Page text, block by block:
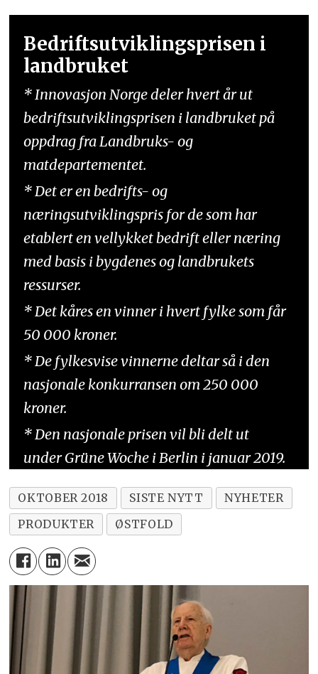
Bedriftsutviklingsprisen i
landbruket
* Innovasjon Norge deler hvert år ut
bedriftsutviklingsprisen i landbruket på
oppdrag fra Landbruks- og
matdepartementet.
* Det er en bedrifts- og
næringsutviklingspris for de som har
etablert en vellykket bedrift eller næring
med basis i bygdenes og landbrukets
ressurser.
* Det kåres en vinner i hvert fylke som får
50 000 kroner.
* De fylkesvise vinnerne deltar så i den
nasjonale konkurransen om 250 000
kroner.
* Den nasjonale prisen vil bli delt ut
under Grüne Woche i Berlin i januar 2019.
OKTOBER 2018 SISTE NYTT
NYHETER
PRODUKTER
ØSTFOLD